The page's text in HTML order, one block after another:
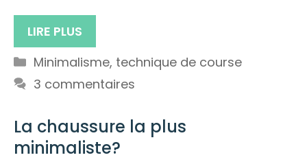
LIRE PLUS
Catégories
Minimalisme, technique de course
3 commentaires
La chaussure la plus
minimaliste?